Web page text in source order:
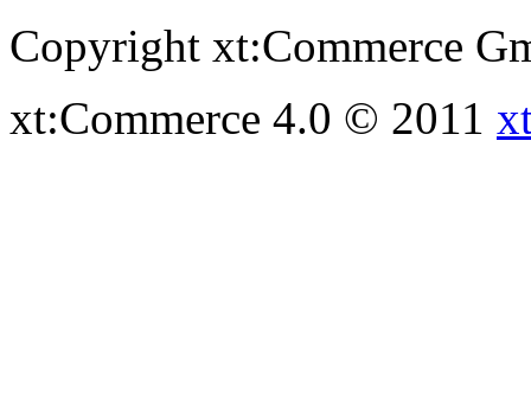
Copyright xt:Commerce
xt:Commerce 4.0 © 2011